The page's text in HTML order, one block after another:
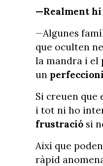
—Realment hi
—Algunes
que oculten
la mandra i el
un
Si creuen
i tot ni ho
frustració si
Així que
ràpid